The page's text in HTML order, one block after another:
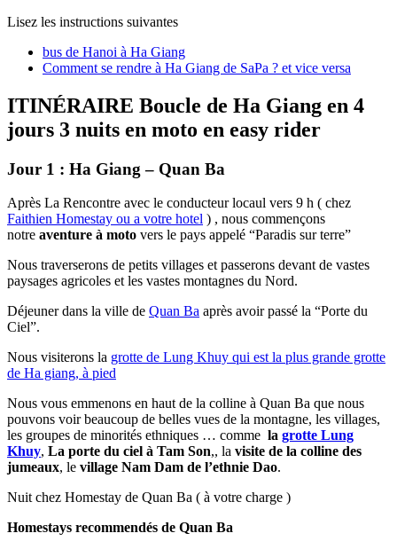
Lisez les instructions suivantes
bus de Hanoi à Ha Giang
Comment se rendre à Ha Giang de SaPa ? et vice versa
ITINÉRAIRE Boucle de Ha Giang en 4
jours 3 nuits en moto en easy rider
Jour 1 : Ha Giang – Quan Ba
Après La Rencontre avec le conducteur locaul vers 9 h ( chez
Faithien Homestay ou a votre hotel ) , nous commençons
notre aventure à moto vers le pays appelé “Paradis sur terre”
Nous traverserons de petits villages et passerons devant de vastes
paysages agricoles et les vastes montagnes du Nord.
Déjeuner dans la ville de Quan Ba après avoir passé la “Porte du
Ciel”.
Nous visiterons la grotte de Lung Khuy qui est la plus grande grotte
de Ha giang, à pied
Nous vous emmenons en haut de la colline à Quan Ba que nous
pouvons voir beaucoup de belles vues de la montagne, les villages,
les groupes de minorités ethniques … comme la grotte Lung
Khuy, La porte du ciel à Tam Son,, la visite de la colline des
jumeaux, le village Nam Dam de l’ethnie Dao.
Nuit chez Homestay de Quan Ba ( à votre charge )
Homestays recommendés de Quan Ba